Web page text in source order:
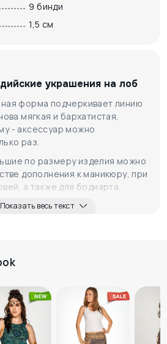
9 бинди
1,5 см
украшения на лоб
форма подчеркивает линию
мягкая и бархатистая,
- аксессуар можно
раз.
по размеру изделия можно
дополнения к маникюру, при
а также для бодиарта.
Показать весь текст